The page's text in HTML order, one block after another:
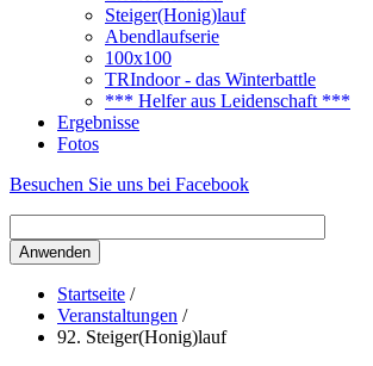
Steiger(Honig)lauf
Abendlaufserie
100x100
TRIndoor - das Winterbattle
*** Helfer aus Leidenschaft ***
Ergebnisse
Fotos
Besuchen Sie uns bei Facebook
Startseite /
Veranstaltungen /
92. Steiger(Honig)lauf